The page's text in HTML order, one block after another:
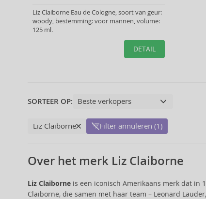
Liz Claiborne Eau de Cologne, soort van geur:
woody, bestemming: voor mannen, volume:
125 ml.
DETAIL
SORTEER OP:
Liz Claiborne Filter annuleren (1)
Over het merk Liz Claiborne
Liz Claiborneis een iconisch Amerikaans merk dat in
Claiborne, die samen met haar team – Leonard